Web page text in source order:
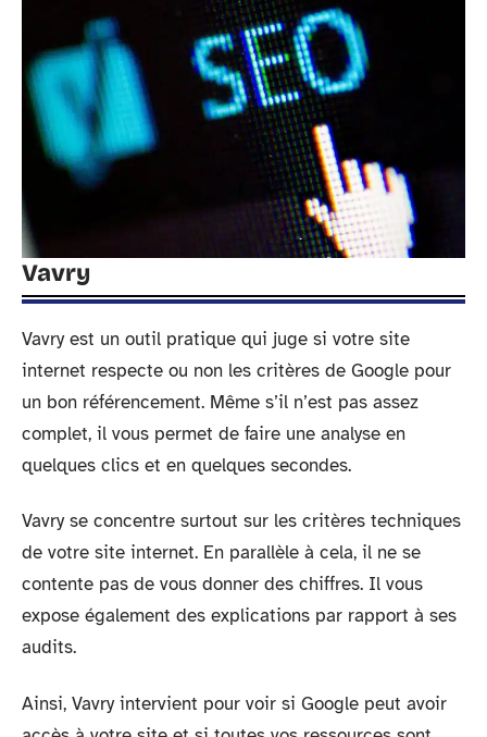
Vavry
Vavry est un outil pratique qui juge si votre site
internet respecte ou non les critères de Google pour
un bon référencement. Même s’il n’est pas assez
complet, il vous permet de faire une analyse en
quelques clics et en quelques secondes.
Vavry se concentre surtout sur les critères techniques
de votre site internet. En parallèle à cela, il ne se
contente pas de vous donner des chiffres. Il vous
expose également des explications par rapport à ses
audits.
Ainsi, Vavry intervient pour voir si Google peut avoir